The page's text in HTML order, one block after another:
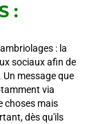
:
: la
sociaux afin de
message que
via
choses mais
dès qu'ils